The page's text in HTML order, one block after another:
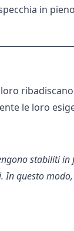
in
ribadiscano
le loro
stabiliti in
In questo